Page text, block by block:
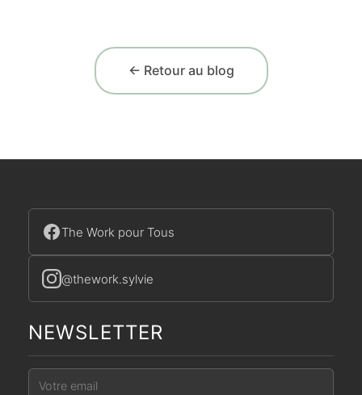
← Retour au blog
The Work pour Tous
@thework.sylvie
NEWSLETTER